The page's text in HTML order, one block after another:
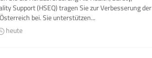
Support (HSEQ) tragen Sie zur Verbesserung der
bei. Sie unterstützen...
heute